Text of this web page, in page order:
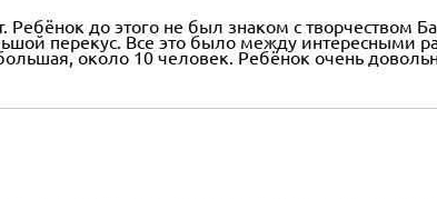
до этого не был знаком с творчеством
перекус. Все это было между интересными
около 10 человек. Ребёнок очень